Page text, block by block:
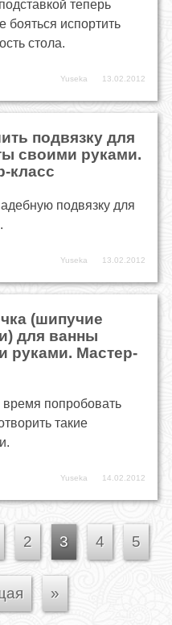
теперь
бояться испортить
стола.
Yuseka 13.02.2012
подвязку для
своими руками.
класс
подвязку для
Yuseka 13.02.2012
(шипучие
для ванны
руками. Мастер-
время попробовать
такие
Yuseka 14.02.2012
2 3 4 5
»